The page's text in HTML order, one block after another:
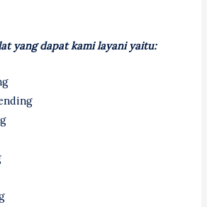
yang dapat kami layani yaitu: